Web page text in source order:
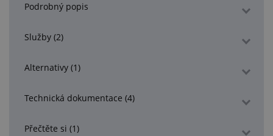
Podrobný popis
Služby (2)
Alternativy (1)
Technická dokumentace (4)
Přečtěte si (1)